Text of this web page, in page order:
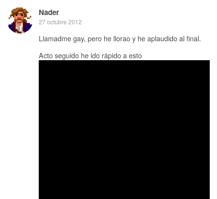
Nader
27 octubre 2012
Llamadme gay, pero he llorao y he aplaudido al final.
Acto seguido he ido rápido a esto